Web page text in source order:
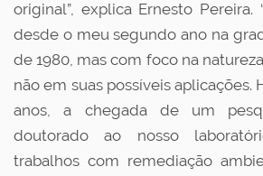
original”, explica Ernesto Pereira.
desde o meu segundo ano na
de 1980, mas com foco na
não em suas possíveis aplicações.
anos, a chegada de um
doutorado ao nosso
trabalhos com remediação